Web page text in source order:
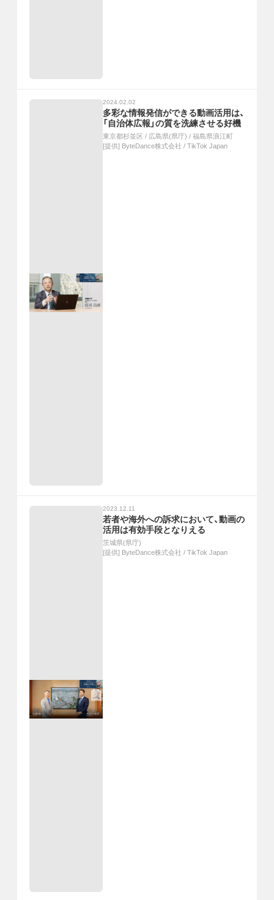
2024.02.02
多彩な情報発信ができる動画活用は、
「自治体広報」の質を洗練させる好機
東京都杉並区 / 広島県(県庁) / 福島県浪江町
[提供] ByteDance株式会社 / TikTok Japan
2023.12.11
若者や海外への訴求において、動画の
活用は有効手段となりえる
茨城県(県庁)
[提供] ByteDance株式会社 / TikTok Japan